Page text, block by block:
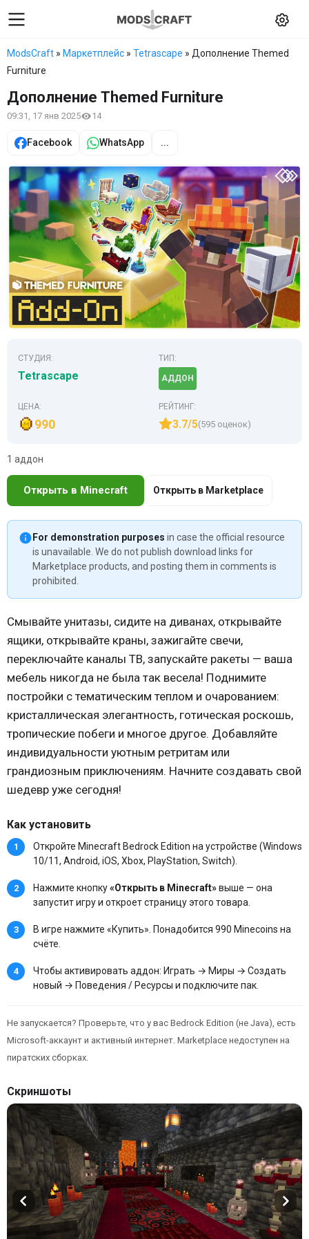
ModsCraft » Маркетплейс » Tetrascape » Дополнение Themed
Furniture
Дополнение Themed Furniture
09:31, 17 янв 2025 14
Facebook WhatsApp ...
СТУДИЯ:
Tetrascape
ТИП:
АДДОН
ЦЕНА:
990
РЕЙТИНГ:
3.7/5(595 оценок)
1 аддон
Открыть в Minecraft Открыть в Marketplace
For demonstration purposes in case the official resource
is unavailable. We do not publish download links for
Marketplace products, and posting them in comments is
prohibited.
Смывайте унитазы, сидите на диванах, открывайте
ящики, открывайте краны, зажигайте свечи,
переключайте каналы ТВ, запускайте ракеты — ваша
мебель никогда не была так весела! Поднимите
постройки с тематическим теплом и очарованием:
кристаллическая элегантность, готическая роскошь,
тропические побеги и многое другое. Добавляйте
индивидуальности уютным ретритам или
грандиозным приключениям. Начните создавать свой
шедевр уже сегодня!
Как установить
Откройте Minecraft Bedrock Edition на устройстве (Windows
10/11, Android, iOS, Xbox, PlayStation, Switch).
Нажмите кнопку«Открыть в Minecraft»выше — она
запустит игру и откроет страницу этого товара.
В игре нажмите «Купить». Понадобится 990 Minecoins на
счёте.
Чтобы активировать аддон: Играть → Миры → Создать
новый → Поведения / Ресурсы и подключите пак.
Не запускается? Проверьте, что у вас Bedrock Edition (не Java), есть
Microsoft-аккаунт и активный интернет. Marketplace недоступен на
пиратских сборках.
Скриншоты